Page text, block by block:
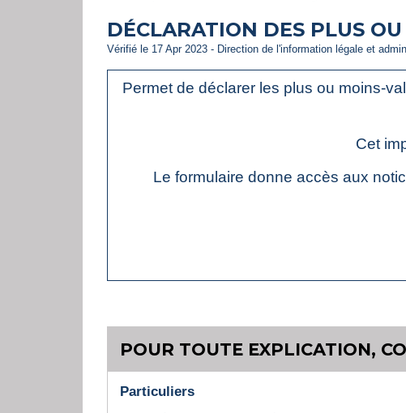
DÉCLARATION DES PLUS
Vérifié le 17 Apr 2023 - Direction de l'information légale et
Permet de déclarer les plus ou moins-
Cet
Le formulaire donne accès aux
POUR TOUTE EXPLICATION,
Particuliers